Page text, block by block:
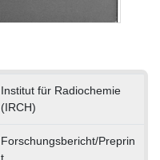
Institut für Radiochemie
(IRCH)
Forschungsbericht/Preprin